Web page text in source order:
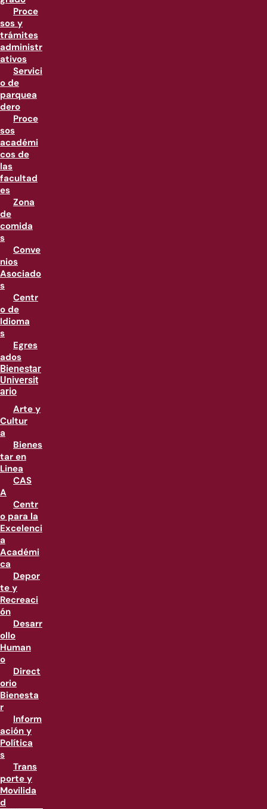
Proce
sos y
trámites
administr
ativos
Servici
o de
parquea
dero
Proce
sos
académi
cos de
las
facultad
es
Zona
de
comida
s
Conve
nios
Asociado
s
Centr
o de
Idioma
s
Egres
ados
Bienestar
Universit
ario
Arte y
Cultur
a
Bienes
tar en
Linea
CAS
A
Centr
o para la
Excelenci
a
Académi
ca
Depor
te y
Recreaci
ón
Desarr
ollo
Human
o
Direct
orio
Bienesta
r
Inform
ación y
Política
s
Trans
porte y
Movilida
d